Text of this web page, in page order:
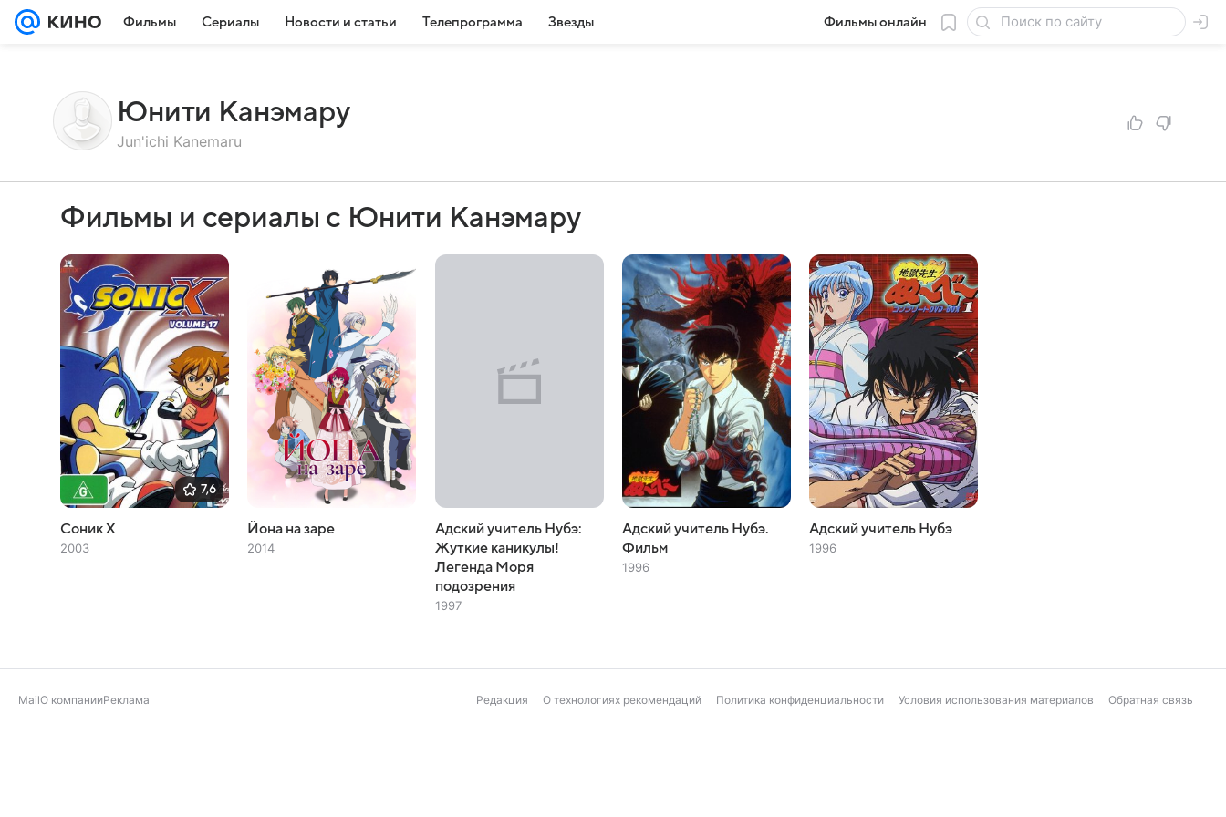
Фильмы Сериалы Новости и статьи Телепрограмма Звезды Фильмы онлайн
Юнити Канэмару
Jun'ichi Kanemaru
Фильмы и сериалы с Юнити Канэмару
7,6
Соник X
2003
Йона на заре
2014
Адский учитель Нубэ:
Жуткие каникулы!
Легенда Моря
подозрения
1997
Адский учитель Нубэ.
Фильм
1996
Адский учитель Нубэ
1996
MailО компанииРеклама Редакция О технологиях рекомендаций Политика конфиденциальности Условия использования материалов Обратная связь